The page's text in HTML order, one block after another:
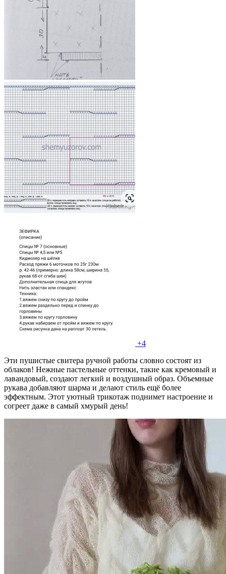
+4
Эти пушистые свитера ручной работы словно состоят из
облаков! Нежные пастельные оттенки, такие как кремовый и
лавандовый, создают легкий и воздушный образ. Объемные
рукава добавляют шарма и делают стиль ещё более
эффектным. Этот уютный трикотаж поднимет настроение и
согреет даже в самый хмурый день!